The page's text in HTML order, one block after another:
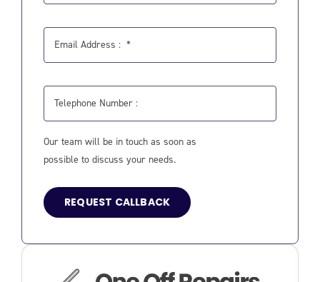
Our team will be in touch as soon as
possible to discuss your needs.
REQUEST CALLBACK